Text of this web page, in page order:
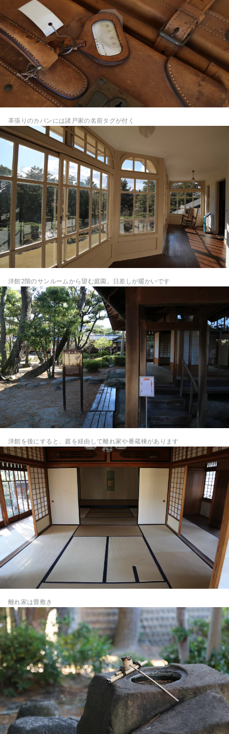
革張りのカバンには諸戸家の名前タグが付く
洋館2階のサンルームから望む庭園。日差しが暖かいです
洋館を後にすると、庭を経由して離れ家や番蔵棟があります
離れ家は畳敷き